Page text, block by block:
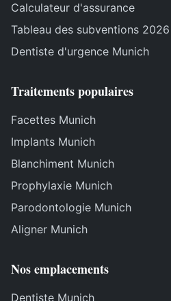
Calculateur d'assurance
Tableau des subventions 2026
Dentiste d'urgence Munich
Traitements populaires
Facettes Munich
Implants Munich
Blanchiment Munich
Prophylaxie Munich
Parodontologie Munich
Aligner Munich
Nos emplacements
Dentiste Munich